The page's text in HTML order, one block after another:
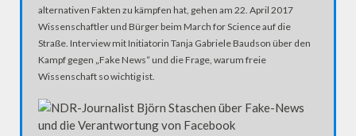
alternativen Fakten zu kämpfen hat, gehen am 22. April 2017
Wissenschaftler und Bürger beim March for Science auf die
Straße. Interview mit Initiatorin Tanja Gabriele Baudson über den
Kampf gegen „Fake News“ und die Frage, warum freie
Wissenschaft so wichtig ist.